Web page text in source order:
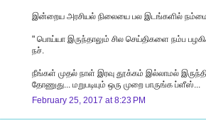
இன்றைய அரசியல் நிலையை பல இடங்களில்
" பொய்யா இருந்தாலும் சில செய்திகளை நம்ப
நச்.
நீங்கள் முதல் நாள் இரவு தூக்கம் இல்லாமல்
தோணுது... மறுபடியும் ஒரு முறை பாருங்க ப்ளீஸ்...
February 25, 2017 at 8:23 PM